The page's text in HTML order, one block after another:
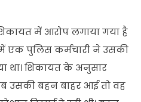
में आरोप लगाया गया है
एक पुलिस कर्मचारी ने उसकी
था। शिकायत के अनुसार
उसकी बहन बाहर आई तो वह